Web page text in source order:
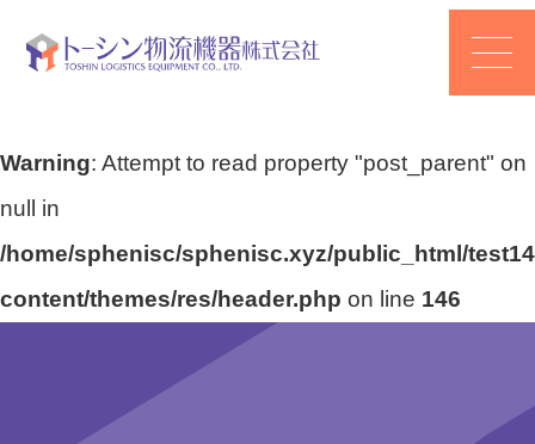
Warning: Attempt to read property "post_parent" on
null in
/home/sphenisc/sphenisc.xyz/public_html/
content/themes/res/header.php on line 146